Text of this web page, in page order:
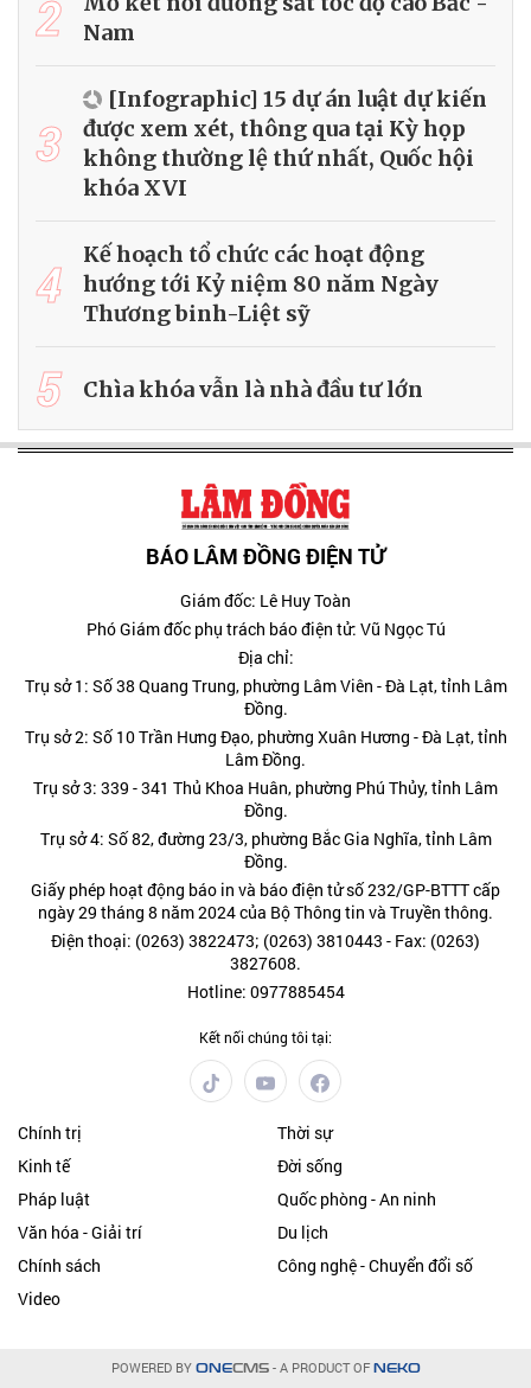
2
Nam
3
[Infographic] 15 dự án luật dự kiến
được xem xét, thông qua tại Kỳ họp
không thường lệ thứ nhất, Quốc hội
khóa XVI
4
Kế hoạch tổ chức các hoạt động
hướng tới Kỷ niệm 80 năm Ngày
Thương binh-Liệt sỹ
5 Chìa khóa vẫn là nhà đầu tư lớn
BÁO LÂM ĐỒNG ĐIỆN TỬ
Giám đốc: Lê Huy Toàn
Phó Giám đốc phụ trách báo điện tử: Vũ Ngọc Tú
Địa chỉ:
Trụ sở 1: Số 38 Quang Trung, phường Lâm Viên - Đà Lạt, tỉnh Lâm
Đồng.
Trụ sở 2: Số 10 Trần Hưng Đạo, phường Xuân Hương - Đà Lạt, tỉnh
Lâm Đồng.
Trụ sở 3: 339 - 341 Thủ Khoa Huân, phường Phú Thủy, tỉnh Lâm
Đồng.
Trụ sở 4: Số 82, đường 23/3, phường Bắc Gia Nghĩa, tỉnh Lâm
Đồng.
Giấy phép hoạt động báo in và báo điện tử số 232/GP-BTTT cấp
ngày 29 tháng 8 năm 2024 của Bộ Thông tin và Truyền thông.
Điện thoại: (0263) 3822473; (0263) 3810443 - Fax: (0263)
3827608.
Hotline: 0977885454
Kết nối chúng tôi tại:
Chính trị
Thời sự
Kinh tế
Đời sống
Pháp luật
Quốc phòng - An ninh
Văn hóa - Giải trí
Du lịch
Chính sách
Công nghệ - Chuyển đổi số
Video
POWERED BY ONECMS- A PRODUCT OF NEKO